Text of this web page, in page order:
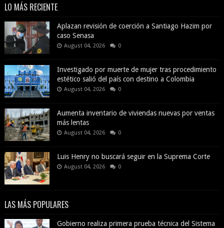
LO MÁS RECIENTE
Aplazan revisión de coerción a Santiago Hazim por
caso Senasa
August 04, 2026 0
Investigado por muerte de mujer tras procedimiento
estético salió del país con destino a Colombia
August 04, 2026 0
Aumenta inventario de viviendas nuevas por ventas
más lentas
August 04, 2026 0
Luis Henry no buscará seguir en la Suprema Corte
August 04, 2026 0
LAS MÁS POPULARES
Gobierno realiza primera prueba técnica del Sistema